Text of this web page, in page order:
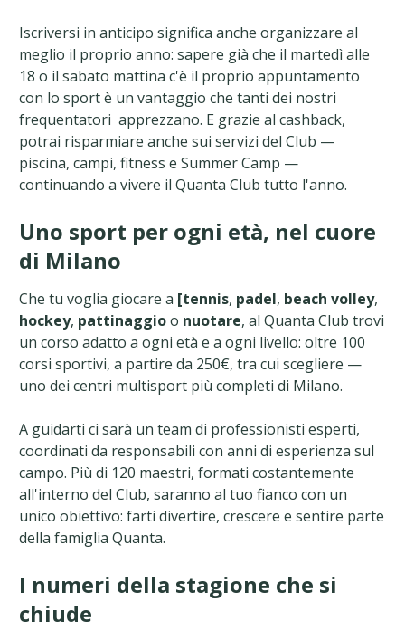
Iscriversi in anticipo significa anche organizzare al
meglio il proprio anno: sapere già che il martedì alle
18 o il sabato mattina c'è il proprio appuntamento
con lo sport è un vantaggio che tanti dei nostri
frequentatori apprezzano. E grazie al cashback,
potrai risparmiare anche sui servizi del Club —
piscina, campi, fitness e Summer Camp —
continuando a vivere il Quanta Club tutto l'anno.
Uno sport per ogni età, nel cuore
di Milano
Che tu voglia giocare a [tennis, padel, beach volley,
hockey, pattinaggioo nuotare, al Quanta Club trovi
un corso adatto a ogni età e a ogni livello: oltre 100
corsi sportivi, a partire da 250€, tra cui scegliere —
uno dei centri multisport più completi di Milano.
A guidarti ci sarà un team di professionisti esperti,
coordinati da responsabili con anni di esperienza sul
campo. Più di 120 maestri, formati costantemente
all'interno del Club, saranno al tuo fianco con un
unico obiettivo: farti divertire, crescere e sentire parte
della famiglia Quanta.
I numeri della stagione che si
chiude